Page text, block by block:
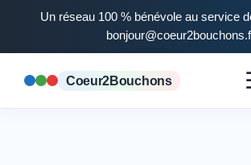
Un réseau 100 % bénévole au service
Coeur2Bouchons